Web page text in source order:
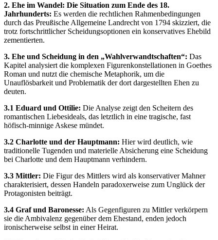
2. Ehe im Wandel: Die Situation zum Ende des 18.
Jahrhunderts: Es werden die rechtlichen Rahmenbedingungen
durch das Preußische Allgemeine Landrecht von 1794 skizziert, die
trotz fortschrittlicher Scheidungsoptionen ein konservatives Ehebild
zementierten.
3. Ehe und Scheidung in den „Wahlverwandtschaften“: Das
Kapitel analysiert die komplexen Figurenkonstellationen in Goethes
Roman und nutzt die chemische Metaphorik, um die
Unauflösbarkeit und Problematik der dort dargestellten Ehen zu
deuten.
3.1 Eduard und Ottilie: Die Analyse zeigt den Scheitern des
romantischen Liebesideals, das letztlich in eine tragische, fast
höfisch-minnige Askese mündet.
3.2 Charlotte und der Hauptmann: Hier wird deutlich, wie
traditionelle Tugenden und materielle Absicherung eine Scheidung
bei Charlotte und dem Hauptmann verhindern.
3.3 Mittler: Die Figur des Mittlers wird als konservativer Mahner
charakterisiert, dessen Handeln paradoxerweise zum Unglück der
Protagonisten beiträgt.
3.4 Graf und Baronesse: Als Gegenfiguren zu Mittler verkörpern
sie die Ambivalenz gegenüber dem Ehestand, enden jedoch
ironischerweise selbst in einer Heirat.